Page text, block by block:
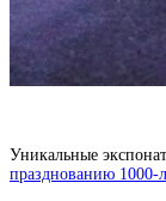
Уникальные
празднованию 1000-